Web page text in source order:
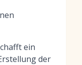
ein
der